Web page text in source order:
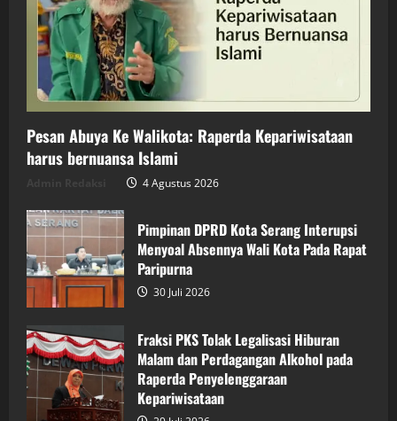
Pesan Abuya Ke Walikota: Raperda Kepariwisataan
harus bernuansa Islami
4 Agustus 2026
Pimpinan DPRD Kota Serang Interupsi
Menyoal Absennya Wali Kota Pada Rapat
Paripurna
30 Juli 2026
Fraksi PKS Tolak Legalisasi Hiburan
Malam dan Perdagangan Alkohol pada
Raperda Penyelenggaraan
Kepariwisataan